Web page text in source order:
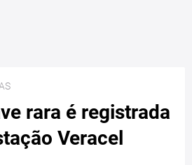
rara é registrada
Veracel